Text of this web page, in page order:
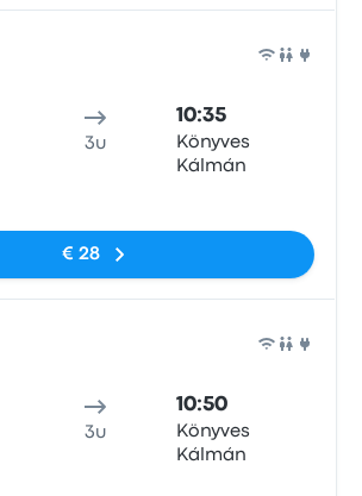
3u
10:35
Könyves
Kálmán
€ 28
3u
10:50
Könyves
Kálmán